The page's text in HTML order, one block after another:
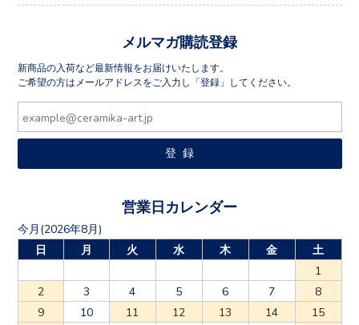
メルマガ購読登録
新商品の入荷など最新情報をお届けいたします。
ご希望の方はメールアドレスをご入力し「登録」してください。
営業日カレンダー
今月(2026年8月)
日
月 火 水 木 金
土
1
2
3 4 5 6 7
8
9
10 11 12 13 14
15